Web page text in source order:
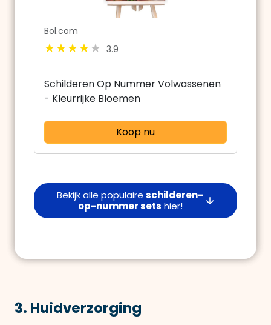
Bol.com
3.9
Schilderen Op Nummer Volwassenen
- Kleurrijke Bloemen
Koop nu
Bekijk alle populaire schilderen-
op-nummer sets hier!
3. Huidverzorging